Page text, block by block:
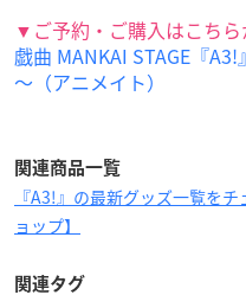
▼ご予約・ご購入はこちら
戯曲 MANKAI STAGE『
～（アニメイト）
関連商品一覧
『A3!』の最新グッズ一覧を
ョップ】
関連タグ